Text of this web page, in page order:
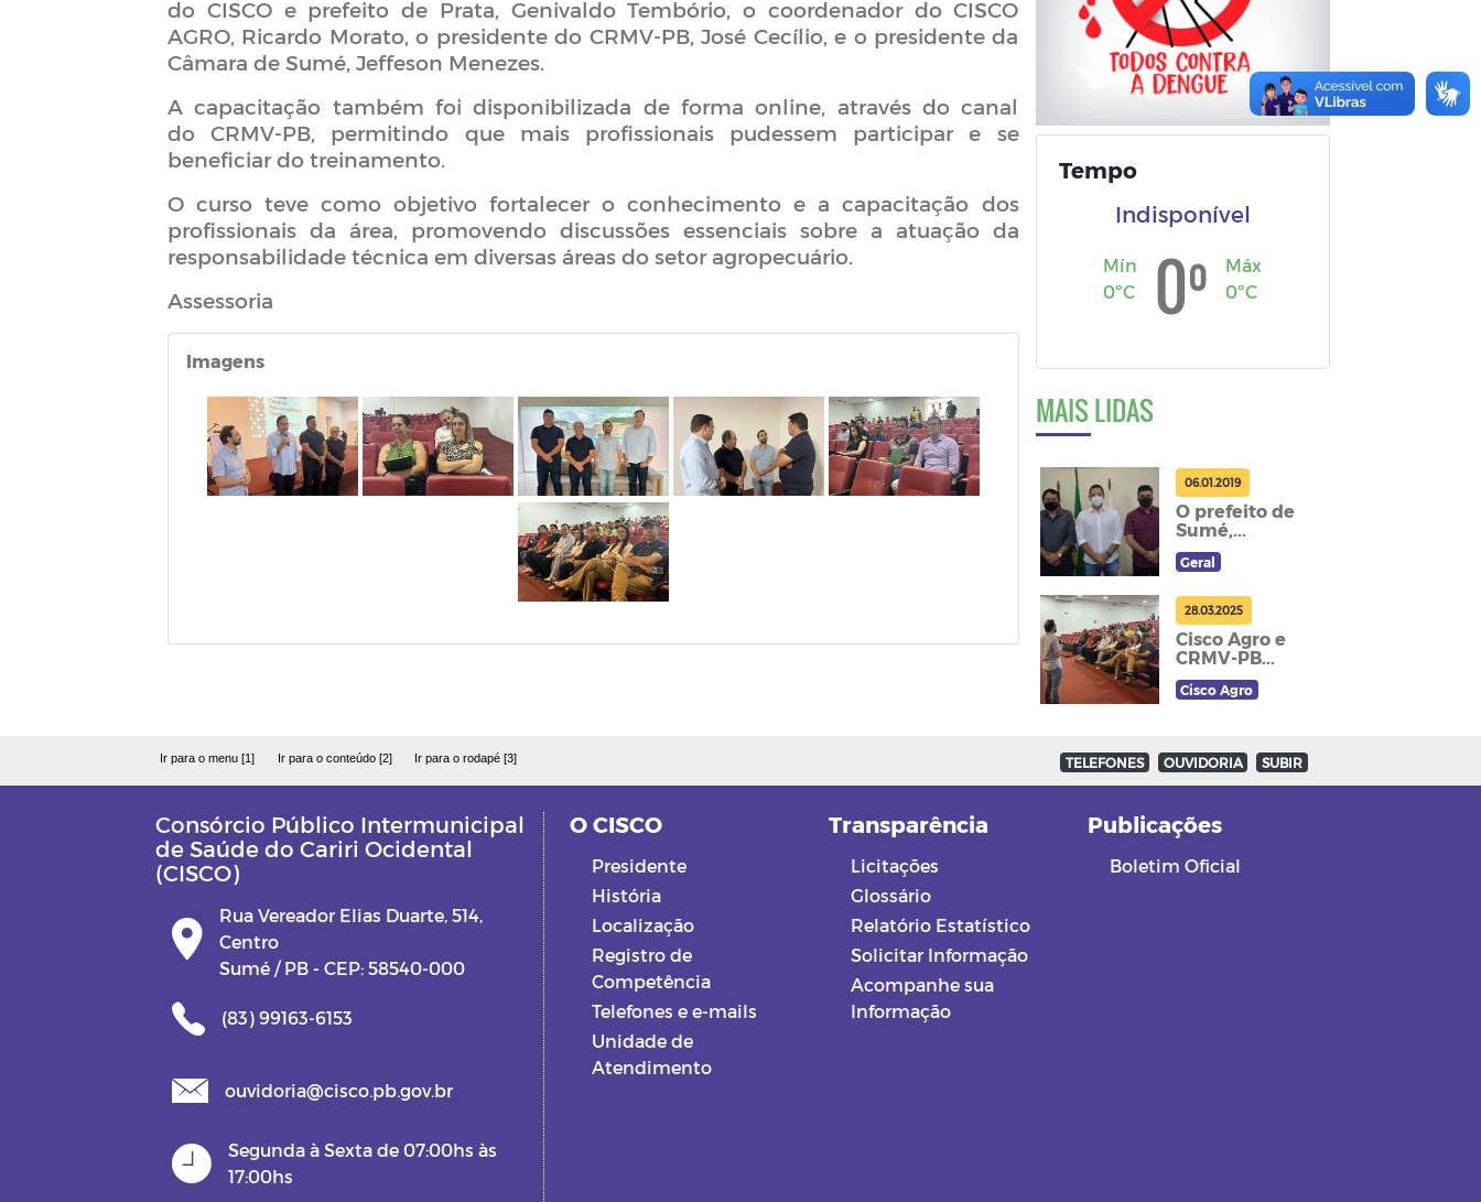
do CISCO e prefeito de Prata, Genivaldo Tembório, o coordenador do CISCO
AGRO, Ricardo Morato, o presidente do CRMV-PB, José Cecílio, e o presidente da
Câmara de Sumé, Jeffeson Menezes.
A capacitação também foi disponibilizada de forma online, através do canal
do CRMV-PB, permitindo que mais profissionais pudessem participar e se
beneficiar do treinamento.
O curso teve como objetivo fortalecer o conhecimento e a capacitação dos
profissionais da área, promovendo discussões essenciais sobre a atuação da
responsabilidade técnica em diversas áreas do setor agropecuário.
Assessoria
Imagens
Tempo
Indisponível
Mín
0ºC
0º
Máx
0ºC
MAIS LIDAS
06.01.2019
O prefeito de
Sumé,...
Geral
28.03.2025
Cisco Agro e
CRMV-PB...
Cisco Agro
Ir para o menu [1] Ir para o conteúdo [2] Ir para o rodapé [3] TELEFONES OUVIDORIA SUBIR
Consórcio Público Intermunicipal
de Saúde do Cariri Ocidental
(CISCO)
Rua Vereador Elias Duarte, 514,
Centro
Sumé / PB - CEP: 58540-000
(83) 99163-6153
ouvidoria@cisco.pb.gov.br
Segunda à Sexta de 07:00hs às
17:00hs
O CISCO
Presidente
História
Localização
Registro de
Competência
Telefones e e-mails
Unidade de
Atendimento
Transparência
Licitações
Glossário
Relatório Estatístico
Solicitar Informação
Acompanhe sua
Informação
Publicações
Boletim Oficial